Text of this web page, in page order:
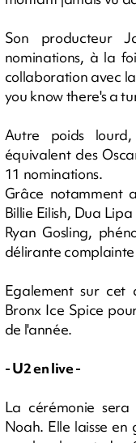
Son producteur
nominations, à la
collaboration avec
you know there's a
Autre poids
équivalent des
11 nominations.
Grâce notamment
Billie Eilish, Dua
Ryan Gosling,
délirante complainte
Egalement sur cet
Bronx Ice Spice
de l'année.
- U2 en live -
La cérémonie
Noah. Elle laisse